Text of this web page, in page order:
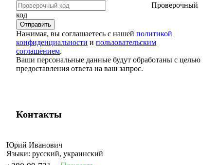
Проверочный
код
Нажимая, вы соглашаетесь с нашей политикой
конфиденциальности и пользовательским
соглашением.
Ваши персональные данные будут обработаны с целью
предоставления ответа на ваш запрос.
Контакты
Юрий Иванович
Языки: русский, украинский